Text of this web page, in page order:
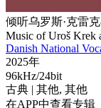
倾听乌罗斯·克雷
Music of Uroš Krek
Danish National
2025年
96kHz/24bit
古典 | 其他, 其他
在APP中查看专辑